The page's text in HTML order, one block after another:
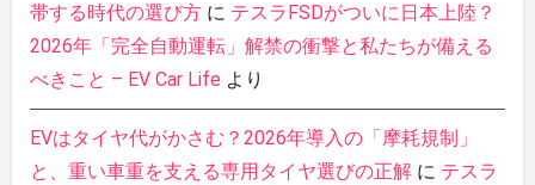
帯する時代の選び方に テスラFSDがついに日本上陸？
2026年「完全自動運転」解禁の衝撃と私たちが備える
べきこと – EV Car Life より
EVはタイヤ代がかさむ？2026年導入の「摩耗規制」
と、重い車重を支える専用タイヤ選びの正解に テスラ